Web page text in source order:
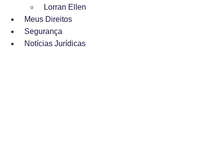
Lorran Ellen
Meus Direitos
Segurança
Notícias Jurídicas